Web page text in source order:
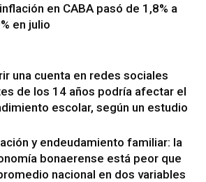
en CABA pasó de 1,8% a
en julio
una cuenta en redes sociales
de los 14 años podría afectar el
escolar, según un estudio
y endeudamiento familiar: la
bonaerense está peor que
nacional en dos variables